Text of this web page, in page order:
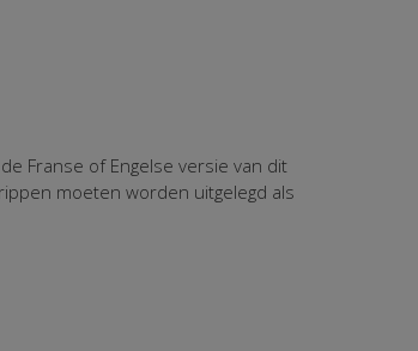
Franse of Engelse versie van dit
moeten worden uitgelegd als